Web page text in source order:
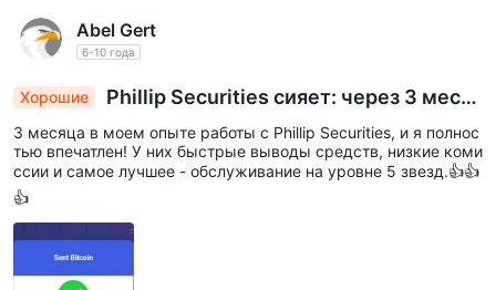
Abel Gert
6-10 года
Хорошие
Phillip Securities сияет: через 3 меся
ца, быстрые выводы, низкие комиссии, 5-звез
дочное обслуживание 🌟
3 месяца в моем опыте работы с Phillip Securities, и я полнос
тью впечатлен! У них быстрые выводы средств, низкие коми
ссии и самое лучшее - обслуживание на уровне 5 звезд.👍👍
👍